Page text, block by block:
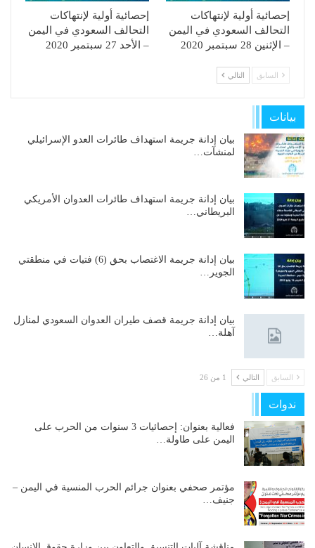
إحصائية أولية لإنتهاكات
التحالف السعودي في اليمن
– الإثنين 28 سبتمبر 2020
إحصائية أولية لإنتهاكات
التحالف السعودي في اليمن
– الأحد 27 سبتمبر 2020
السابق التالي
بيانات
بيان إدانة جريمة استهداف طائرات العدو الإسرائيلي
لمنشآت…
بيان إدانة جريمة استهداف طائرات العدوان الأمريكي
البريطاني…
بيان إدانة جريمة الاغتصاب بحق (6) فتيات في منطقتي
الجوير…
بيان إدانة جريمة قصف طيران العدوان السعودي لمنازل
آهلة…
السابق التالي 1 من 26
ندوات
فعالية بعنوان: إحصائيات 3 سنوات من الحرب على
اليمن على طاولة…
مؤتمر صحفي بعنوان جرائم الحرب المنسية في اليمن –
جنيف…